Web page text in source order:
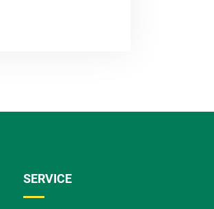
SERVICE